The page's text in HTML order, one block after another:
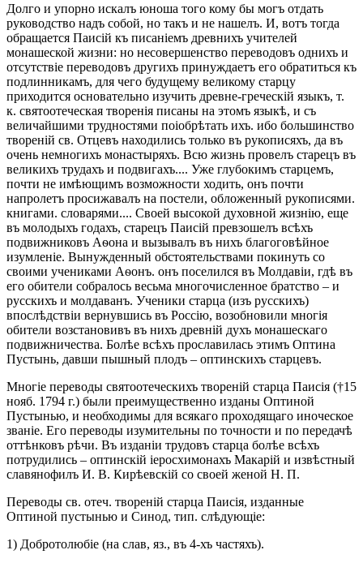
Долго и упорно искалъ юноша того кому бы могъ отдать
руководство надъ собой, но такъ и не нашелъ. И, вотъ тогда
обращается Паисій къ писаніемъ древнихъ учителей
монашеской жизни: но несовершенство переводовъ однихъ и
отсутствіе переводовъ другихъ принуждаетъ его обратиться къ
подлинникамъ, для чего будущему великому старцу
приходится основательно изучить древне-греческій языкъ, т.
к. святоотеческая творенія писаны на этомъ языкѣ, и съ
величайшими трудностями поіобрѣтать ихъ. ибо большинство
твореній св. Отцевъ находились только въ рукописяхъ, да въ
очень немногихъ монастыряхъ. Всю жизнь провелъ старецъ въ
великихъ трудахъ и подвигахъ.... Уже глубокимъ старцемъ,
почти не имѣющимъ возможности ходить, онъ почти
напролетъ просижавалъ на постели, обложенный рукописями.
книгами. словарями.... Своей высокой духовной жизнію, еще
въ молодыхъ годахъ, старецъ Паисій превзошелъ всѣхъ
подвижниковъ Аѳона и вызывалъ въ нихъ благоговѣйное
изумленіе. Вынужденный обстоятельствами покинуть со
своими учениками Аѳонъ. онъ поселился въ Молдавіи, гдѣ въ
его обители собралось весьма многочисленное братство – и
русскихъ и молдаванъ. Ученики старца (изъ русскихъ)
впослѣдствіи вернувшись въ Россію, возобновили многія
обители возстановивъ въ нихъ древній духъ монашескаго
подвижничества. Болѣе всѣхъ прославилась этимъ Оптина
Пустынь, давши пышный плодъ – оптинскихъ старцевъ.
Многіе переводы святоотеческихъ твореній старца Паисія (†15
нояб. 1794 г.) были преимущественно изданы Оптиной
Пустынью, и необходимы для всякаго проходящаго иноческое
званіе. Его переводы изумительны по точности и по передачѣ
оттѣнковъ рѣчи. Въ изданіи трудовъ старца болѣе всѣхъ
потрудились – оптинскій іеросхимонахъ Макарій и извѣстный
славянофилъ И. В. Кирѣевскій со своей женой Η. П.
Переводы св. отеч. твореній старца Паисія, изданные
Оптиной пустынью и Синод, тип. слѣдующіе:
1) Добротолюбіе (на слав, яз., въ 4-хъ частяхъ).